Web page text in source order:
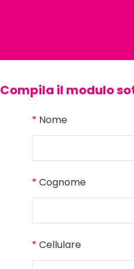
Compila il modulo
* Nome
* Cognome
* Cellulare